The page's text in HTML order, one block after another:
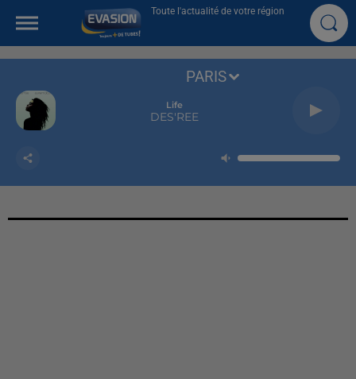
Toute l'actualité de votre région
Life
DES'REE
PARIS